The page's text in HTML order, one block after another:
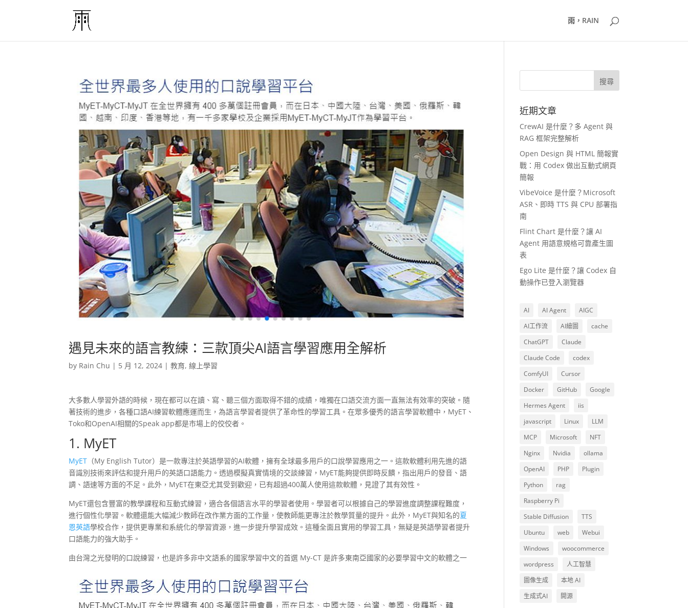
雨，RAIN
遇見未來的語言教練：三款頂尖AI語言學習應用全解析
by Rain Chu | 5 月 12, 2024 |教育,線上學習
大多數人學習外語的時候，現在都可以在讀、寫、聽三個方面取得不錯的成績，唯獨在口語交流方面一直無法有效率的突破。隨
著技術的進步，各種口語AI練習軟體應運而生，為語言學習者提供了革命性的學習工具。在眾多優秀的語言學習軟體中，MyET、
Toko和OpenAI相關的Speak app都是市場上的佼佼者。
1. MyET
MyET （My English Tutor）是一款專注於英語學習的AI軟體，擁有全球最多用戶的口說學習應用之一。這款軟體利用先進的語
音識別技術來評估和提升用戶的英語口語能力。透過模擬真實情境的交談練習，MyET能夠提供即時反饋，指出用戶的發音、語
調、語速等方面的不足。此外，MyET在東亞尤其受到歡迎，已有超過400萬人使用這款軟體，見證了其有效性。
MyET還包含豐富的教學課程和互動式練習，適合各個語言水平的學習者使用。學習者可以根據自己的學習進度調整課程難度，
進行個性化學習。軟體還能大幅減少教師在改作業方面的工作量，使教師能更專注於教學質量的提升。此外，MyET與知名的夏
恩英語學校合作，提供更專業和系統化的學習資源，進一步提升學習成效。這種全面且實用的學習工具，無疑是英語學習者提升
口語能力的強大助手。
由台灣之光發明的口說練習，也是許多非中文語系的國家學習中文的首選 My-CT 是許多東南亞國家的必要學習中文的軟體之一
近期文章
CrewAI 是什麼？多 Agent 與
RAG 框架完整解析
Open Design 與 HTML 簡報實
戰：用 Codex 做出互動式網頁
簡報
VibeVoice 是什麼？Microsoft
ASR、即時 TTS 與 CPU 部署指
南
Flint Chart 是什麼？讓 AI
Agent 用語意規格可靠產生圖
表
Ego Lite 是什麼？讓 Codex 自
動操作已登入瀏覽器
AI AI Agent
AIGC
AI工作流
AI繪圖
cache
ChatGPT
Claude
Claude Code
codex
ComfyUI
Cursor
Docker
GitHub
Google
Hermes Agent
iis
javascript
Linux
LLM
MCP
Microsoft
NFT
Nginx
Nvidia
ollama
OpenAI
PHP
Plugin
Python
rag
Raspberry Pi
Stable Diffusion
TTS
Ubuntu
web
Webui
Windows
woocommerce
wordpress
人工智慧
圖像生成
本地 AI
生成式AI
開源